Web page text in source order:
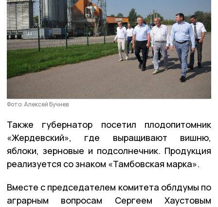
Фото: Алексей Бучнев
Также губернатор посетил плодопитомник
«Жердевский», где выращивают вишню,
яблоки, зерновые и подсолнечник. Продукция
реализуется со знаком «Тамбовская марка».
Вместе с председателем комитета облдумы по
аграрным вопросам Сергеем Хаустовым